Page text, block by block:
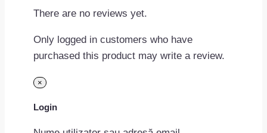
There are no reviews yet.
Only logged in customers who have
purchased this product may write a review.
×
Login